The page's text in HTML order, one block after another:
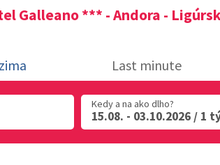
Galleano *** - Andora -
zima Last minute
Kedy a na ako dlho?
15.08. - 03.10.2026 / 1